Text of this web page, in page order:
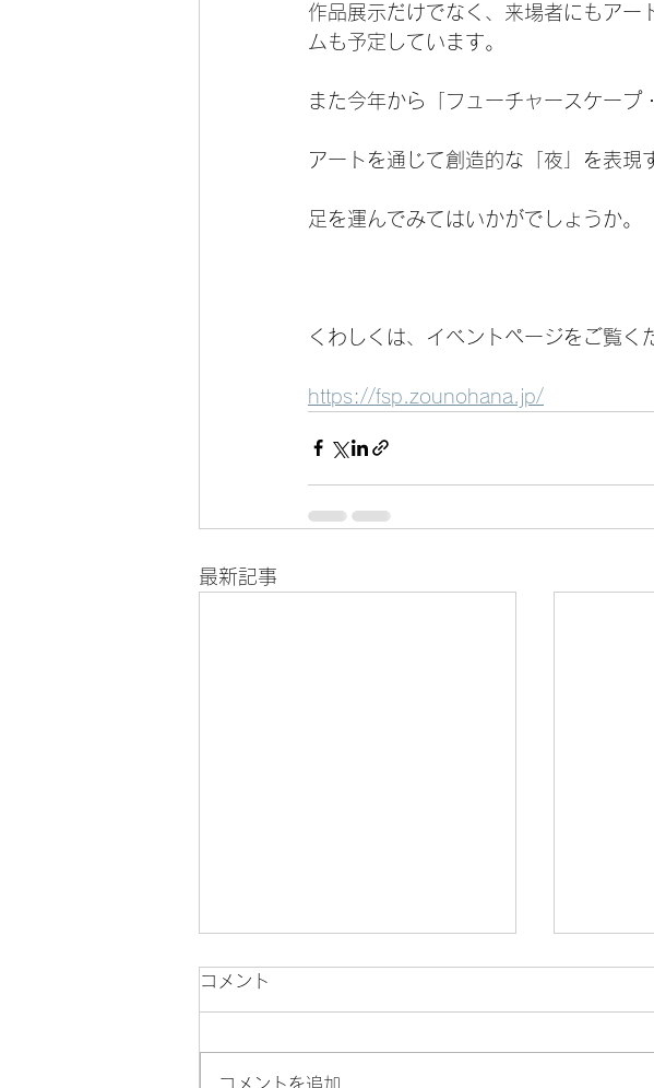
作品展示だけでなく、来場者にもアー
ムも予定しています。
また今年から「フューチャースケープ
アートを通じて創造的な「夜」を表現
足を運んでみてはいかがでしょうか。
くわしくは、イベントページをご覧く
https://fsp.zounohana.jp/
最新記事
コメント
コメントを追加…